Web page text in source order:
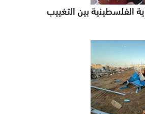
الفلسطينية بين التغييب